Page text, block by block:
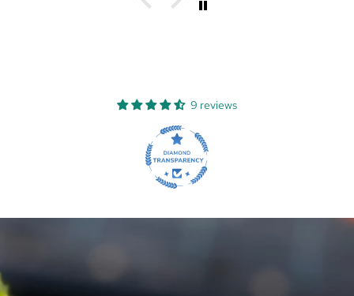
9 reviews